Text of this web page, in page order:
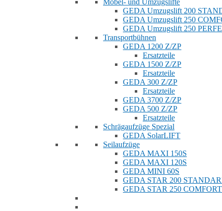
Möbel- und Umzugslifte
GEDA Umzugslift 200
GEDA Umzugslift 250
GEDA Umzugslift 250
Transportbühnen
GEDA 1200 Z/ZP
Ersatzteile
GEDA 1500 Z/ZP
Ersatzteile
GEDA 300 Z/ZP
Ersatzteile
GEDA 3700 Z/ZP
GEDA 500 Z/ZP
Ersatzteile
Schrägaufzüge Spezial
GEDA SolarLIFT
Seilaufzüge
GEDA MAXI 150S
GEDA MAXI 120S
GEDA MINI 60S
GEDA STAR 200
GEDA STAR 250 COMFORT